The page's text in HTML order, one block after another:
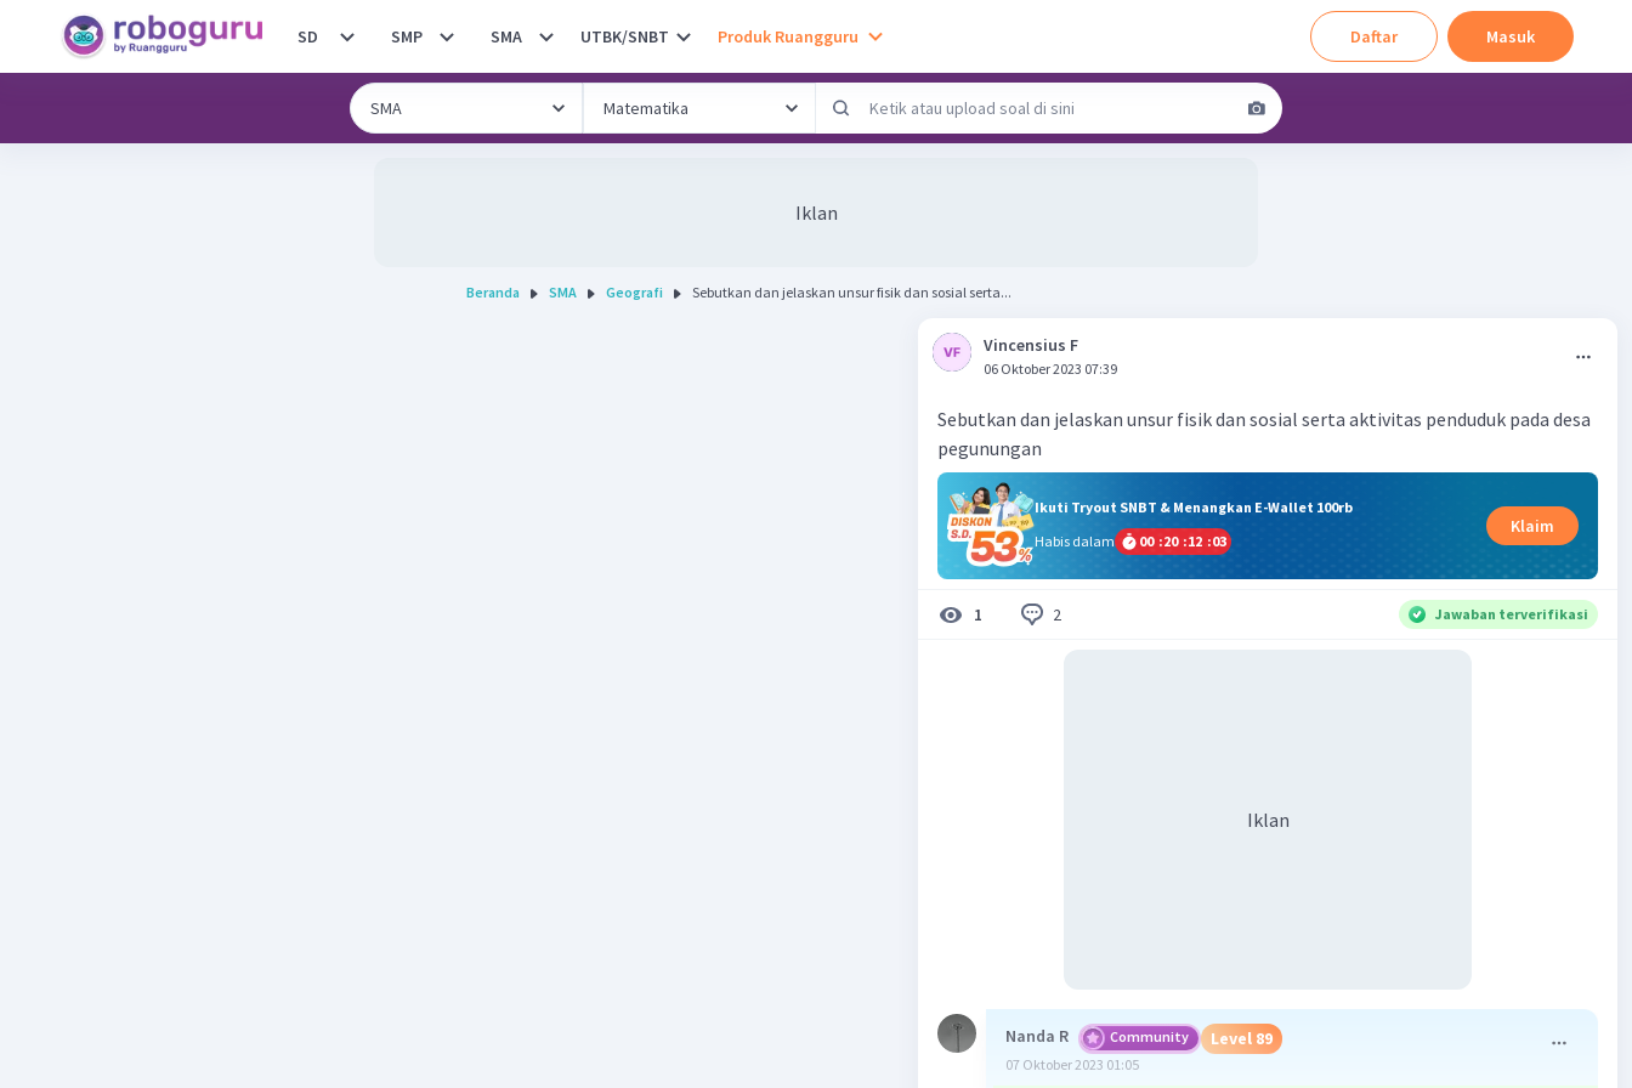
SD SMP SMA UTBK/SNBT Produk Ruangguru Daftar Masuk
Iklan
Beranda SMA Geografi Sebutkan dan jelaskan unsur fisik dan sosial serta...
Vincensius F
06 Oktober 2023 07:39
Sebutkan dan jelaskan unsur fisik dan sosial serta aktivitas penduduk pada desa
pegunungan
Ikuti Tryout SNBT & Menangkan E-Wallet 100rb
Habis dalam
00 :20 :12 :02
Klaim
1 2 Jawaban terverifikasi
Iklan
Nanda R Community Level 89
07 Oktober 2023 01:05